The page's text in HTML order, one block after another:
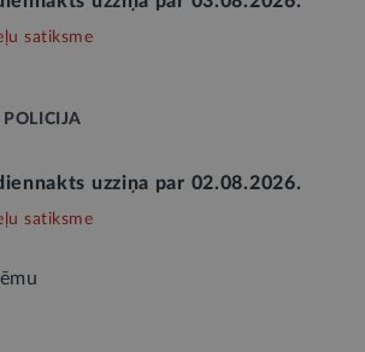
satiksme
POLICIJA
uzziņa par 02.08.2026.
satiksme